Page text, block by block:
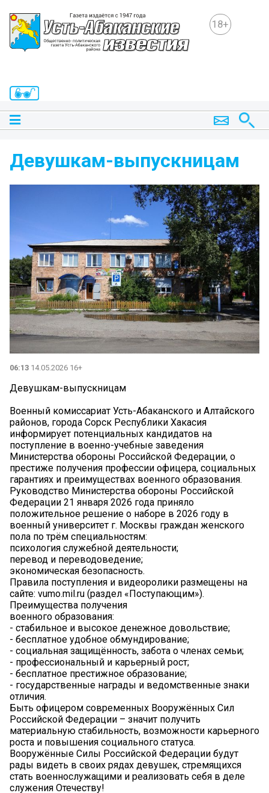
18+
Девушкам-выпускницам
06:13 14.05.2026 16+
Девушкам-выпускницам
Военный комиссариат Усть-Абаканского и Алтайского
районов, города Сорск Республики Хакасия
информирует потенциальных кандидатов на
поступление в военно-учебные заведения
Министерства обороны Российской Федерации, о
престиже получения профессии офицера, социальных
гарантиях и преимуществах военного образования.
Руководство Министерства обороны Российской
Федерации 21 января 2026 года приняло
положительное решение о наборе в 2026 году в
военный университет г. Москвы граждан женского
пола по трём специальностям:
психология служебной деятельности;
перевод и переводоведение;
экономическая безопасность.
Правила поступления и видеоролики размещены на
сайте: vumo.mil.ru (раздел «Поступающим»).
Преимущества получения
военного образования:
- стабильное и высокое денежное довольствие;
- бесплатное удобное обмундирование;
- социальная защищённость, забота о членах семьи;
- профессиональный и карьерный рост;
- бесплатное престижное образование;
- государственные награды и ведомственные знаки
отличия.
Быть офицером современных Вооружённых Сил
Российской Федерации – значит получить
материальную стабильность, возможности карьерного
роста и повышения социального статуса.
Вооружённые Силы Российской Федерации будут
рады видеть в своих рядах девушек, стремящихся
стать военнослужащими и реализовать себя в деле
служения Отечеству!